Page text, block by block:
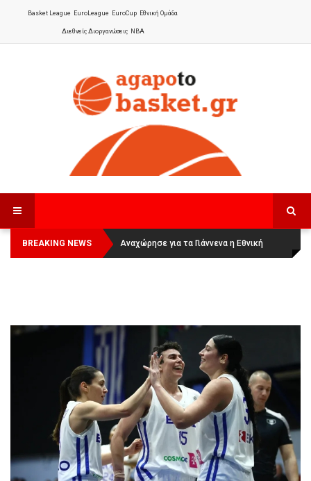
Basket League EuroLeague EuroCup Εθνική Ομάδα
Διεθνείς Διοργανώσεις NBA
BREAKING NEWS
Οι Πάνθηρες Καβάλας στην Women
Basketball League 1
Αναχώρησε για τα Γιάννενα η Εθνική
Γυναικών: